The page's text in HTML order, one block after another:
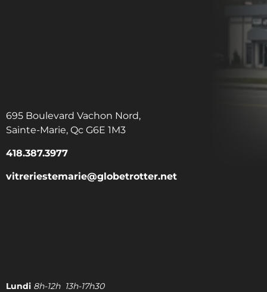
695 Boulevard Vachon Nord,
Sainte-Marie, Qc G6E 1M3
418.387.3977
vitreriestemarie@globetrotter.net
Lundi 8h-12h 13h-17h30